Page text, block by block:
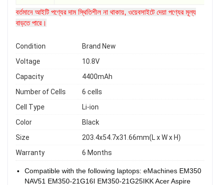
বর্তমানে আইটি পণ্যের দাম স্থিতিশীল না থাকায়, ওয়েবসাইটে দেয়া পণ্যের মূল্য
বাড়তে পারে।
Condition
Brand New
Voltage
10.8V
Capacity
4400mAh
Number of Cells
6 cells
Cell Type
Li-ion
Color
Black
Size
203.4x54.7x31.66mm(L x W x H)
Warranty
6 Months
Compatible with the following laptops: eMachines EM350
NAV51 EM350-21G16I EM350-21G25IKK Acer Aspire